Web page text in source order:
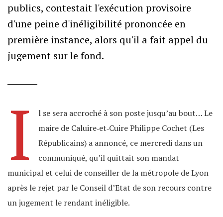
publics, contestait l'exécution provisoire
d'une peine d'inéligibilité prononcée en
première instance, alors qu'il a fait appel du
jugement sur le fond.
I
l se sera accroché à son poste jusqu’au bout… Le
maire de Caluire‐et‐Cuire Philippe Cochet (Les
Républicains) a annoncé, ce mercredi dans un
communiqué, qu’il quittait son mandat
municipal et celui de conseiller de la métropole de Lyon
après le rejet par le Conseil d’Etat de son recours contre
un jugement le rendant inéligible.